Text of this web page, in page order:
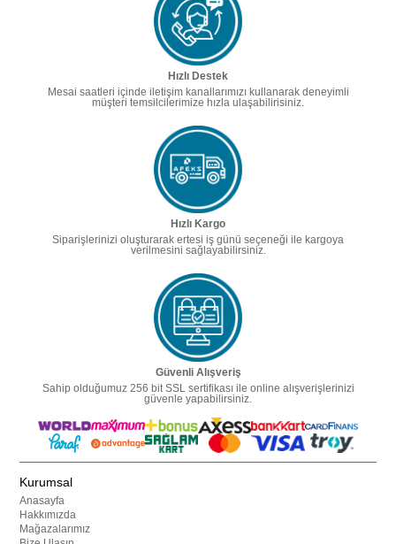
Hızlı Destek
Mesai saatleri içinde iletişim kanallarımızı kullanarak deneyimli
müşteri temsilcilerimize hızla ulaşabilirisiniz.
Hızlı Kargo
Siparişlerinizi oluşturarak ertesi iş günü seçeneği ile kargoya
verilmesini sağlayabilirsiniz.
Güvenli Alışveriş
Sahip olduğumuz 256 bit SSL sertifikası ile online alışverişlerinizi
güvenle yapabilirsiniz.
Kurumsal
Anasayfa
Hakkımızda
Mağazalarımız